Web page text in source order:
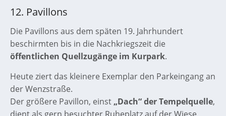
12. Pavillons
Die Pavillons aus dem späten 19. Jahrhundert
beschirmten bis in die Nachkriegszeit die
öffentlichen Quellzugänge im Kurpark.
Heute ziert das kleinere Exemplar den Parkeingang an
der Wenzstraße.
Der größere Pavillon, einst „Dach“ der Tempelquelle,